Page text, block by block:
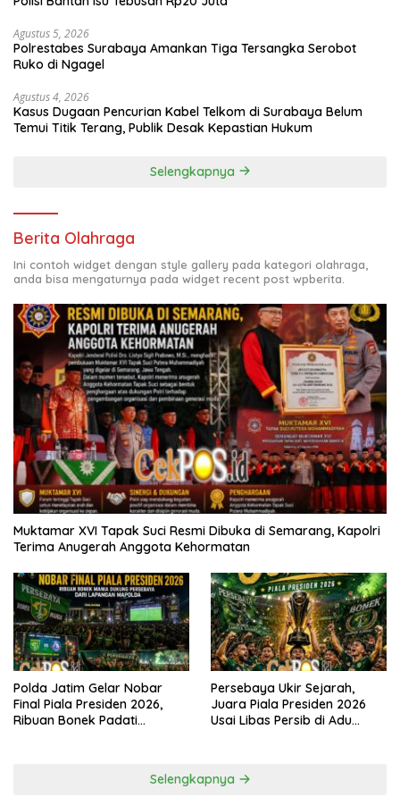
Agustus 5, 2026
Polrestabes Surabaya Amankan Tiga Tersangka Serobot
Ruko di Ngagel
Agustus 4, 2026
Kasus Dugaan Pencurian Kabel Telkom di Surabaya Belum
Temui Titik Terang, Publik Desak Kepastian Hukum
Selengkapnya
Berita Olahraga
Ini contoh widget dengan style gallery pada kategori olahraga,
anda bisa mengaturnya pada widget recent post wpberita.
Muktamar XVI Tapak Suci Resmi Dibuka di Semarang, Kapolri
Terima Anugerah Anggota Kehormatan
Polda Jatim Gelar Nobar
Final Piala Presiden 2026,
Ribuan Bonek Padati
Persebaya Ukir Sejarah,
Juara Piala Presiden 2026
Usai Libas Persib di Adu
Selengkapnya